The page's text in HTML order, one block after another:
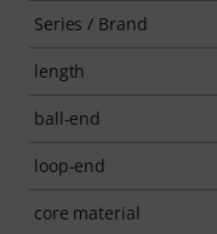
Series / Brand
length
ball-end
loop-end
core material